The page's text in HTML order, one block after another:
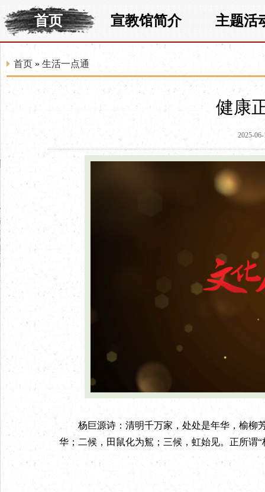
首页 宣教馆简介 主题活
首页 » 生活一点通
健康
2025-
杨巨源诗：清明千万家，处处是年华，榆柳
华；二候，田鼠化为鴽；三候，虹始见。正所谓